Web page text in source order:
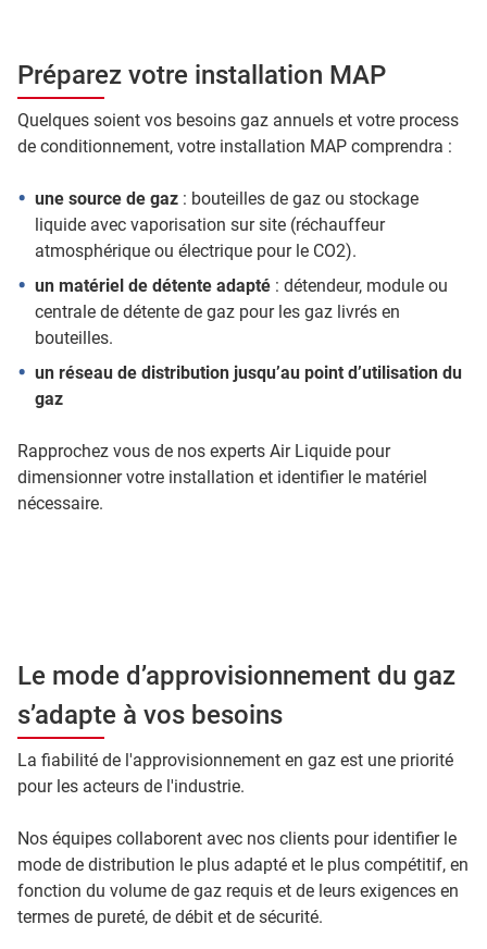
Préparez votre installation MAP
Quelques soient vos besoins gaz annuels et votre process
de conditionnement, votre installation MAP comprendra :
une source de gaz : bouteilles de gaz ou stockage
liquide avec vaporisation sur site (réchauffeur
atmosphérique ou électrique pour le CO2).
un matériel de détente adapté : détendeur, module ou
centrale de détente de gaz pour les gaz livrés en
bouteilles.
un réseau de distribution jusqu’au point d’utilisation du
gaz
Rapprochez vous de nos experts Air Liquide pour
dimensionner votre installation et identifier le matériel
nécessaire.
Le mode d’approvisionnement du gaz
s’adapte à vos besoins
La fiabilité de l'approvisionnement en gaz est une priorité
pour les acteurs de l'industrie.
Nos équipes collaborent avec nos clients pour identifier le
mode de distribution le plus adapté et le plus compétitif, en
fonction du volume de gaz requis et de leurs exigences en
termes de pureté, de débit et de sécurité.